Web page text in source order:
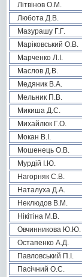
Літвінов О.М.
Любота Д.В.
Мазурашу Г.Г.
Маріковський О.В.
Марченко Л.І.
Маслов Д.В.
Медяник В.А.
Мельник П.В.
Микиша Д.С.
Михайлюк Г.О.
Мокан В.І.
Мошенець О.В.
Мурдій І.Ю.
Нагорняк С.В.
Наталуха Д.А.
Неклюдов В.М.
Нікітіна М.В.
Овчинникова Ю.Ю.
Остапенко А.Д.
Павловський П.І.
Пасічний О.С.